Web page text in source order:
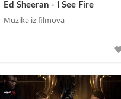
Ed Sheeran - I See Fire
Muzika iz filmova